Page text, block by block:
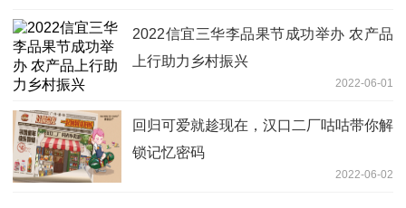
2022信宜三华李品果节成功举办 农产品
上行助力乡村振兴
2022-06-01
回归可爱就趁现在，汉口二厂咕咕带你解
锁记忆密码
2022-06-02